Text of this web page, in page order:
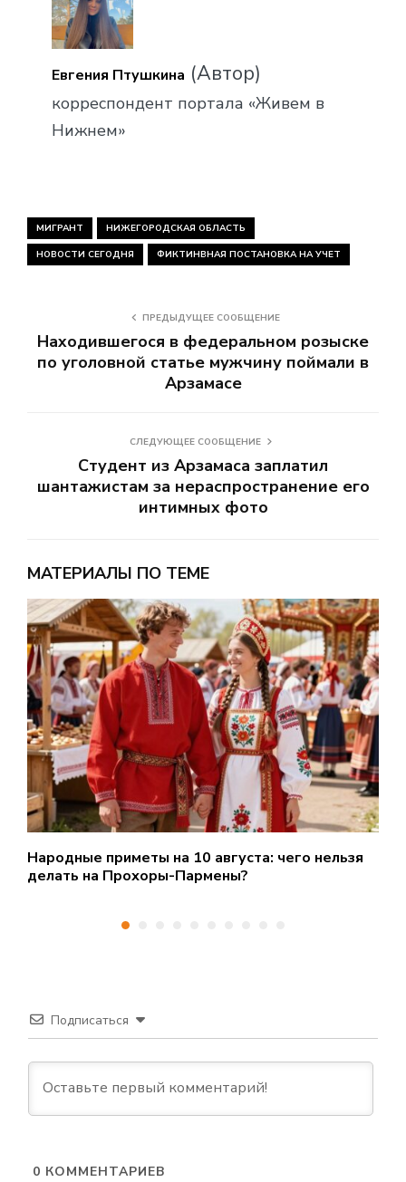
Евгения Птушкина (Автор)
корреспондент портала «Живем в
Нижнем»
МИГРАНТ НИЖЕГОРОДСКАЯ ОБЛАСТЬ
НОВОСТИ СЕГОДНЯ ФИКТИНВНАЯ ПОСТАНОВКА НА УЧЕТ
ПРЕДЫДУЩЕЕ СООБЩЕНИЕ
Находившегося в федеральном розыске
по уголовной статье мужчину поймали в
Арзамасе
СЛЕДУЮЩЕЕ СООБЩЕНИЕ
Студент из Арзамаса заплатил
шантажистам за нераспространение его
интимных фото
МАТЕРИАЛЫ ПО ТЕМЕ
Народные приметы на 10 августа: чего нельзя
делать на Прохоры-Пармены?
Подписаться
0 КОММЕНТАРИЕВ